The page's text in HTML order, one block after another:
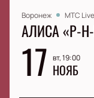
Воронеж МТС
АЛИСА «Р-
17 вт, 19:00
НОЯБ